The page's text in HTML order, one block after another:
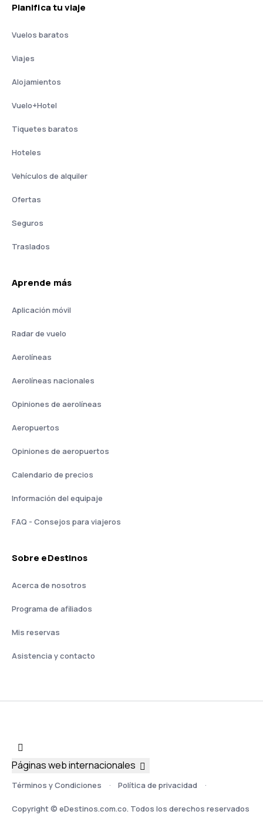
Planifica tu viaje
Vuelos baratos
Viajes
Alojamientos
Vuelo+Hotel
Tiquetes baratos
Hoteles
Vehículos de alquiler
Ofertas
Seguros
Traslados
Aprende más
Aplicación móvil
Radar de vuelo
Aerolíneas
Aerolíneas nacionales
Opiniones de aerolíneas
Aeropuertos
Opiniones de aeropuertos
Calendario de precios
Información del equipaje
FAQ - Consejos para viajeros
Sobre eDestinos
Acerca de nosotros
Programa de afiliados
Mis reservas
Asistencia y contacto
Términos y Condiciones Política de privacidad
Copyright © eDestinos.com.co. Todos los derechos reservados
Páginas web internacionales